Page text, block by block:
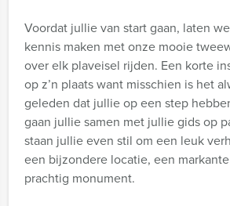
Voordat jullie van start gaan, laten
kennis maken met onze mooie
over elk plaveisel rijden. Een korte
op z’n plaats want misschien is het
geleden dat jullie op een step
gaan jullie samen met jullie gids op
staan jullie even stil om een leuk
een bijzondere locatie, een
prachtig monument.